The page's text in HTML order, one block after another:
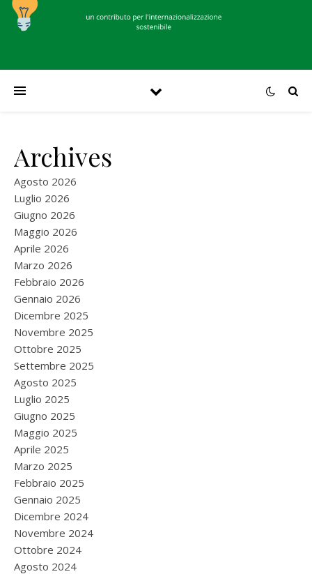
Archives
Agosto 2026
Luglio 2026
Giugno 2026
Maggio 2026
Aprile 2026
Marzo 2026
Febbraio 2026
Gennaio 2026
Dicembre 2025
Novembre 2025
Ottobre 2025
Settembre 2025
Agosto 2025
Luglio 2025
Giugno 2025
Maggio 2025
Aprile 2025
Marzo 2025
Febbraio 2025
Gennaio 2025
Dicembre 2024
Novembre 2024
Ottobre 2024
Agosto 2024